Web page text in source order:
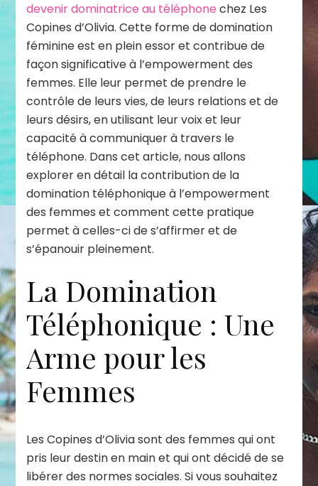
devenir dominatrice au téléphone chez Les
Copines d’Olivia. Cette forme de domination
féminine est en plein essor et contribue de
façon significative à l’empowerment des
femmes. Elle leur permet de prendre le
contrôle de leurs vies, de leurs relations et de
leurs désirs, en utilisant leur voix et leur
capacité à communiquer à travers le
téléphone. Dans cet article, nous allons
explorer en détail la contribution de la
domination téléphonique à l’empowerment
des femmes et comment cette pratique
permet à celles-ci de s’affirmer et de
s’épanouir pleinement.
La Domination
Téléphonique : Une
Arme pour les
Femmes
Les Copines d’Olivia sont des femmes qui ont
pris leur destin en main et qui ont décidé de se
libérer des normes sociales. Si vous souhaitez